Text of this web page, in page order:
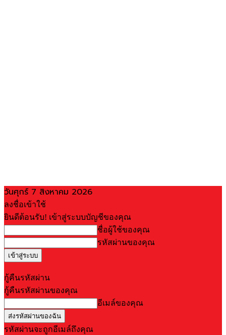
วันศุกร์ 7 สิงหาคม 2026
ลงชื่อเข้าใช้
ยินดีต้อนรับ! เข้าสู่ระบบบัญชีของคุณ
ชื่อผู้ใช้ของคุณ
รหัสผ่านของคุณ
กู้คืนรหัสผ่าน
กู้คืนรหัสผ่านของคุณ
อีเมล์ของคุณ
รหัสผ่านจะถูกอีเมล์ถึงคุณ